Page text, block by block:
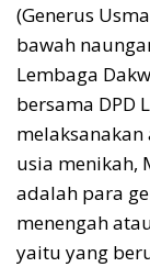
(Generus
bawah
Lembaga
bersama DPD
usia menikah,
adalah para
menengah
yaitu yang